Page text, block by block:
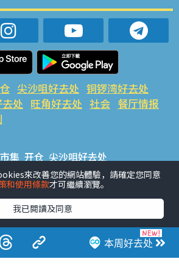
本周好去处
尖沙咀好去处 铜锣湾好去处
处 旺角好去处 社会 餐厅情报
市集 开仓 尖沙咀好去处
去处 荃湾好去处 旺角好去处 社会
活动推介 #美食社群热话
应用程式
#限时抢
#ULifestyle商户中心 #著数 #网络热话
來改善您的網站體驗，請確定您同意
和使用條款才可繼續瀏覽。
我已閱讀及同意